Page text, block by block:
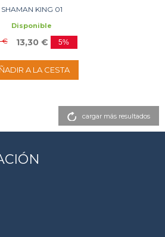
SHAMAN KING 01
Disponible
€ 13,30 € 5%
A LA CESTA
cargar más resultados